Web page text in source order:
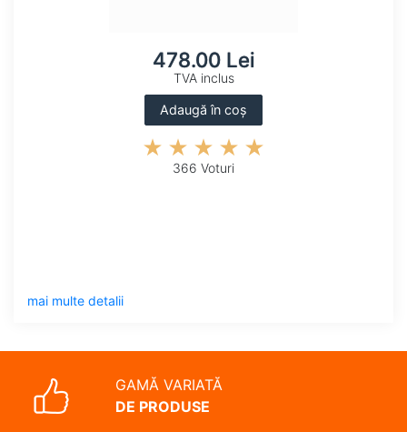
478.00 Lei
TVA inclus
Adaugă în coș
366 Voturi
mai multe detalii
GAMĂ VARIATĂ
DE PRODUSE